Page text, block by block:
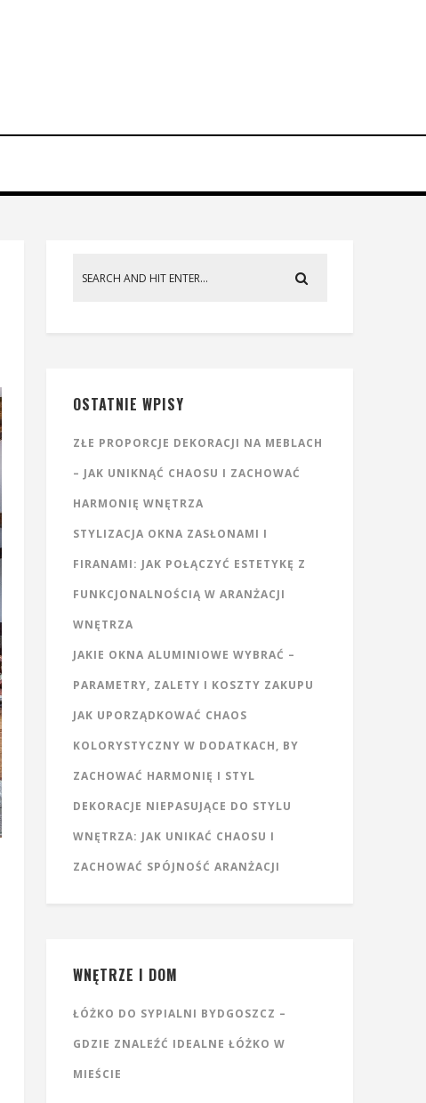
OSTATNIE WPISY
ZŁE PROPORCJE DEKORACJI NA MEBLACH
– JAK UNIKNĄĆ CHAOSU I ZACHOWAĆ
HARMONIĘ WNĘTRZA
STYLIZACJA OKNA ZASŁONAMI I
FIRANAMI: JAK POŁĄCZYĆ ESTETYKĘ Z
FUNKCJONALNOŚCIĄ W ARANŻACJI
WNĘTRZA
JAKIE OKNA ALUMINIOWE WYBRAĆ –
PARAMETRY, ZALETY I KOSZTY ZAKUPU
JAK UPORZĄDKOWAĆ CHAOS
KOLORYSTYCZNY W DODATKACH, BY
ZACHOWAĆ HARMONIĘ I STYL
DEKORACJE NIEPASUJĄCE DO STYLU
WNĘTRZA: JAK UNIKAĆ CHAOSU I
ZACHOWAĆ SPÓJNOŚĆ ARANŻACJI
WNĘTRZE I DOM
ŁÓŻKO DO SYPIALNI BYDGOSZCZ –
GDZIE ZNALEŹĆ IDEALNE ŁÓŻKO W
MIEŚCIE